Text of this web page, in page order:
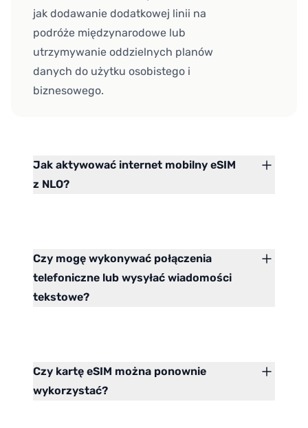
jak dodawanie dodatkowej linii na
podróże międzynarodowe lub
utrzymywanie oddzielnych planów
danych do użytku osobistego i
biznesowego.
Jak aktywować internet mobilny eSIM
z NLO?
Czy mogę wykonywać połączenia
telefoniczne lub wysyłać wiadomości
tekstowe?
Czy kartę eSIM można ponownie
wykorzystać?